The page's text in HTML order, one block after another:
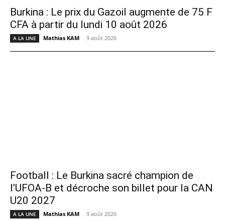
Burkina : Le prix du Gazoil augmente de 75 F
CFA à partir du lundi 10 août 2026
A LA UNE Mathias KAM - 9 août 2026
Football : Le Burkina sacré champion de
l’UFOA-B et décroche son billet pour la CAN
U20 2027
A LA UNE Mathias KAM - 9 août 2026